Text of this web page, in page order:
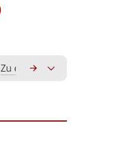
Zu erwerbende